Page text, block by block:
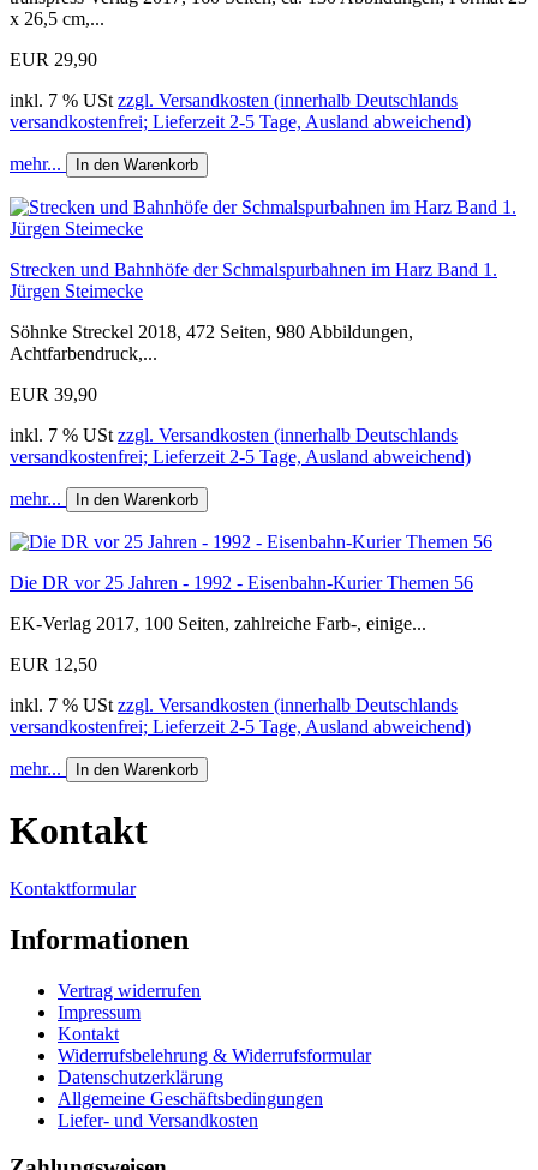
x 26,5 cm,...
EUR 29,90
inkl. 7 % USt zzgl. Versandkosten (innerhalb Deutschlands
versandkostenfrei; Lieferzeit 2-5 Tage, Ausland abweichend)
mehr... In den Warenkorb
Strecken und Bahnhöfe der Schmalspurbahnen im Harz Band 1.
Jürgen Steimecke
Söhnke Streckel 2018, 472 Seiten, 980 Abbildungen,
Achtfarbendruck,...
EUR 39,90
inkl. 7 % USt zzgl. Versandkosten (innerhalb Deutschlands
versandkostenfrei; Lieferzeit 2-5 Tage, Ausland abweichend)
mehr... In den Warenkorb
Die DR vor 25 Jahren - 1992 - Eisenbahn-Kurier Themen 56
EK-Verlag 2017, 100 Seiten, zahlreiche Farb-, einige...
EUR 12,50
inkl. 7 % USt zzgl. Versandkosten (innerhalb Deutschlands
versandkostenfrei; Lieferzeit 2-5 Tage, Ausland abweichend)
mehr... In den Warenkorb
Kontakt
Kontaktformular
Informationen
Vertrag widerrufen
Impressum
Kontakt
Widerrufsbelehrung & Widerrufsformular
Datenschutzerklärung
Allgemeine Geschäftsbedingungen
Liefer- und Versandkosten